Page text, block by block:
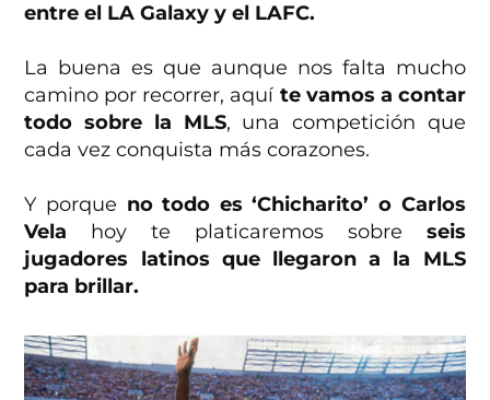
entre el LA Galaxy y el LAFC.
La buena es que aunque nos falta mucho
camino por recorrer, aquí te vamos a contar
todo sobre la MLS, una competición que
cada vez conquista más corazones.
Y porque no todo es ‘Chicharito’ o Carlos
Vela hoy te platicaremos sobre seis
jugadores latinos que llegaron a la MLS
para brillar.